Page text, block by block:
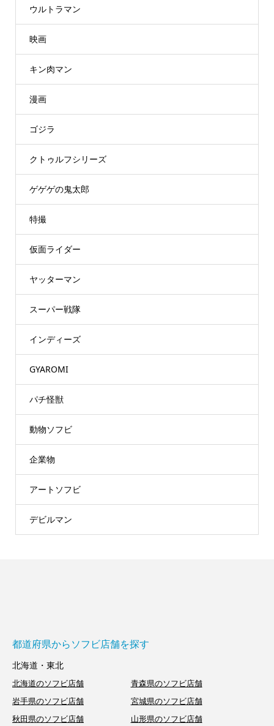
ウルトラマン
映画
キン肉マン
漫画
ゴジラ
クトゥルフシリーズ
ゲゲゲの鬼太郎
特撮
仮面ライダー
ヤッターマン
スーパー戦隊
インディーズ
GYAROMI
パチ怪獣
動物ソフビ
企業物
アートソフビ
デビルマン
都道府県からソフビ店舗を探す
北海道・東北
北海道のソフビ店舗
青森県のソフビ店舗
岩手県のソフビ店舗
宮城県のソフビ店舗
秋田県のソフビ店舗
山形県のソフビ店舗